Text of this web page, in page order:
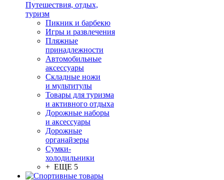
Путешествия, отдых,
туризм
Пикник и барбекю
Игры и развлечения
Пляжные
принадлежности
Автомобильные
аксессуары
Складные ножи
и мультитулы
Товары для туризма
и активного отдыха
Дорожные наборы
и аксессуары
Дорожные
органайзеры
Сумки-
холодильники
+ ЕЩЕ 5